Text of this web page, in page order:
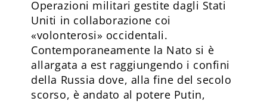
Operazioni militari gestite dagli Stati
Uniti in collaborazione coi
«volonterosi» occidentali.
Contemporaneamente la Nato si è
allargata a est raggiungendo i confini
della Russia dove, alla fine del secolo
scorso, è andato al potere Putin,